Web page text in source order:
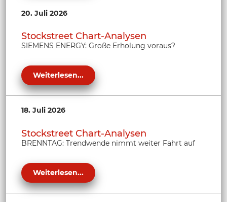
20. Juli 2026
Stockstreet Chart-Analysen
SIEMENS ENERGY: Große Erholung voraus?
Weiterlesen...
18. Juli 2026
Stockstreet Chart-Analysen
BRENNTAG: Trendwende nimmt weiter Fahrt auf
Weiterlesen...